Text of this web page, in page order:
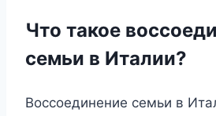
Что такое
семьи в Италии?
Воссоединение семьи в